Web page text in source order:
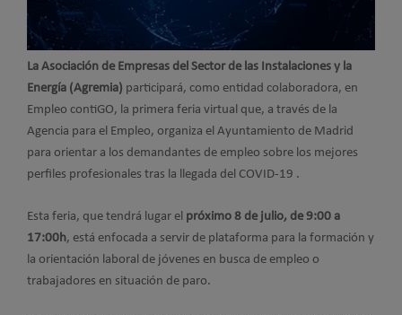
La Asociación de Empresas del Sector de las Instalaciones y la
Energía (Agremia) participará, como entidad colaboradora, en
Empleo contiGO, la primera feria virtual que, a través de la
Agencia para el Empleo, organiza el Ayuntamiento de Madrid
para orientar a los demandantes de empleo sobre los mejores
perfiles profesionales tras la llegada del COVID-19 .
Esta feria, que tendrá lugar el próximo 8 de julio, de 9:00 a
17:00h, está enfocada a servir de plataforma para la formación y
la orientación laboral de jóvenes en busca de empleo o
trabajadores en situación de paro.